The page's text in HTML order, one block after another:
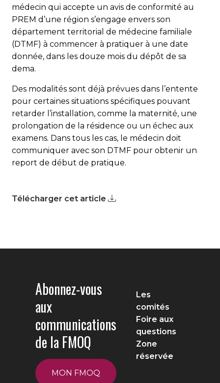
médecin qui accepte un avis de conformité au
PREM d’une région s’engage envers son
département territorial de médecine familiale
(DTMF) à commencer à pratiquer à une date
donnée, dans les douze mois du dépôt de sa
dema.
Des modalités sont déjà prévues dans l’entente
pour certaines situations spécifiques pouvant
retarder l’installation, comme la maternité, une
prolongation de la résidence ou un échec aux
examens. Dans tous les cas, le médecin doit
communiquer avec son DTMF pour obtenir un
report de début de pratique.
Télécharger cet article
Abonnez-vous
aux
communications
de la FMOQ
MON FMOQ
Les
comités
Foire aux
questions
Zone
réservée